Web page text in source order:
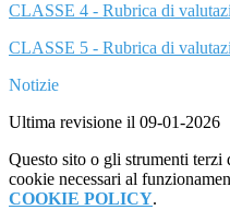
CLASSE 4 - Rubrica di
CLASSE 5 - Rubrica di
Notizie
Ultima revisione il 09-01-2026
Questo sito o gli strumenti
cookie necessari al
COOKIE POLICY.